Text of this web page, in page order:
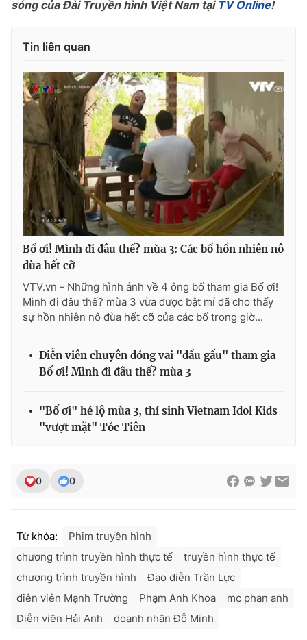
sóng của Đài Truyền hình Việt Nam tại TV Online!
Tin liên quan
Bố ơi! Mình đi đâu thế? mùa 3: Các bố hồn nhiên nô
đùa hết cỡ
VTV.vn - Những hình ảnh về 4 ông bố tham gia Bố ơi!
Mình đi đâu thế? mùa 3 vừa được bật mí đã cho thấy
sự hồn nhiên nô đùa hết cỡ của các bố trong giờ...
Diễn viên chuyên đóng vai "đầu gấu" tham gia
Bố ơi! Mình đi đâu thế? mùa 3
"Bố ơi" hé lộ mùa 3, thí sinh Vietnam Idol Kids
"vượt mặt" Tóc Tiên
0 0
Từ khóa:
Phim truyền hình
chương trình truyền hình thực tế
truyền hình thực tế
chương trình truyền hình
Đạo diễn Trần Lực
diễn viên Mạnh Trường
Phạm Anh Khoa
mc phan anh
Diễn viên Hải Anh
doanh nhân Đỗ Minh